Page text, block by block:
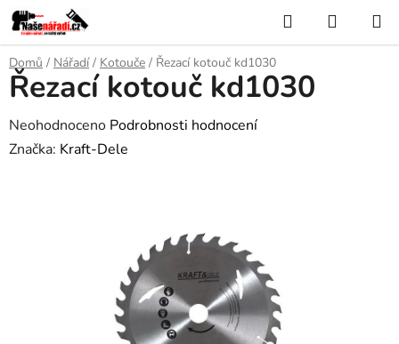
Přejít
na
obsah
Hledat
KOŠÍK
Domů / Nářadí / Kotouče / Řezací kotouč kd1030
Řezací kotouč kd1030
Průměrné
hodnocení
Neohodnoceno Podrobnosti hodnocení
Značka: Kraft-Dele